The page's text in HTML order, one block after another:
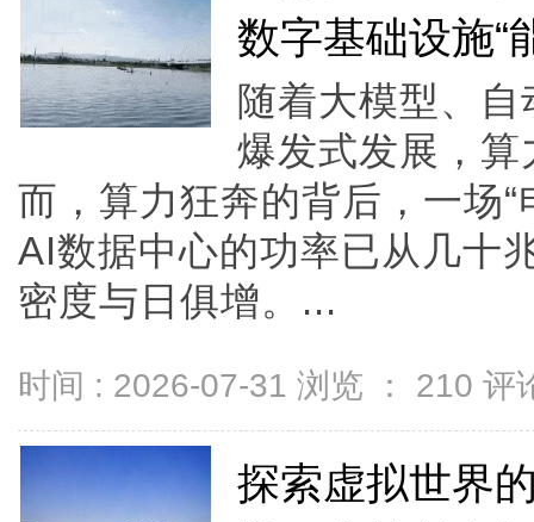
数字基础设施“
随着大模型、
爆发式发展，
而，算力狂奔的背后，一场
AI数据中心的功率已从几十
密度与日俱增。...
时间 : 2026-07-31 浏览 ： 210 评
探索虚拟世界